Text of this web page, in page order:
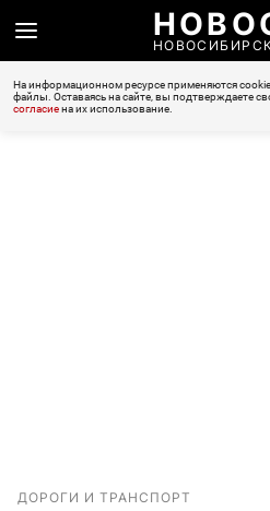
На информационном ресурсе применяются
файлы. Оставаясь на сайте, вы подтверждаете
согласиена их использование.
ДОРОГИ И ТРАНСПОРТ